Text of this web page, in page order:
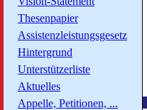
Thesenpapier
Assistenzleistungsgesetz
Hintergrund
Unterstützerliste
Aktuelles
Appelle, Petitionen, ...